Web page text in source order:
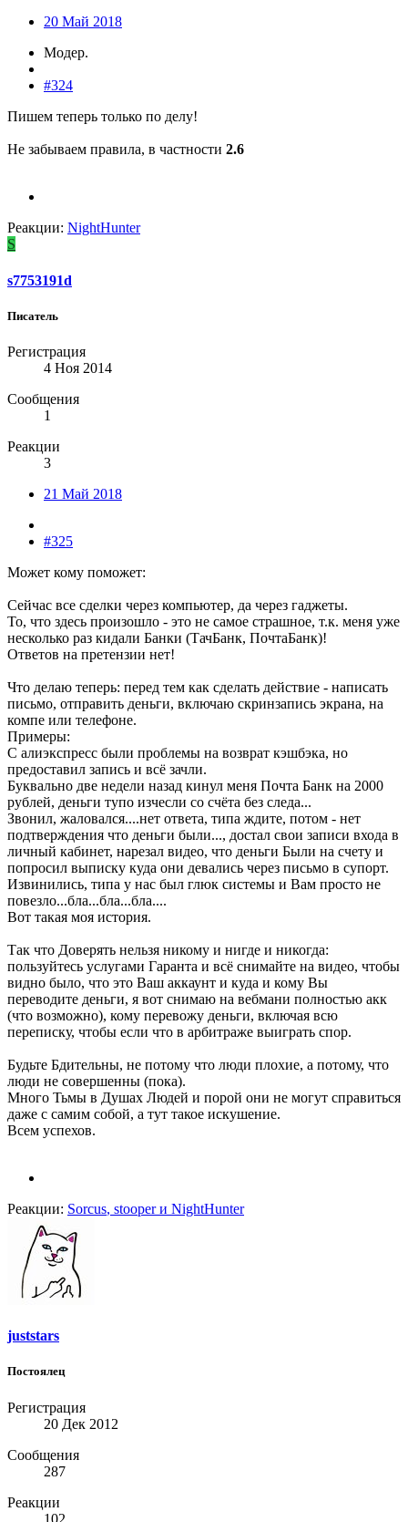
20 Май 2018
Модер.
#324
Пишем теперь только по делу!
Не забываем правила, в частности 2.6
Реакции: NightHunter
S
s7753191d
Писатель
Регистрация
4 Ноя 2014
Сообщения
1
Реакции
3
21 Май 2018
#325
Может кому поможет:
Сейчас все сделки через компьютер, да через гаджеты.
То, что здесь произошло - это не самое страшное, т.к. меня уже
несколько раз кидали Банки (ТачБанк, ПочтаБанк)!
Ответов на претензии нет!
Что делаю теперь: перед тем как сделать действие - написать
письмо, отправить деньги, включаю скринзапись экрана, на
компе или телефоне.
Примеры:
С алиэкспресс были проблемы на возврат кэшбэка, но
предоставил запись и всё зачли.
Буквально две недели назад кинул меня Почта Банк на 2000
рублей, деньги тупо изчесли со счёта без следа...
Звонил, жаловался....нет ответа, типа ждите, потом - нет
подтверждения что деньги были..., достал свои записи входа в
личный кабинет, нарезал видео, что деньги Были на счету и
попросил выписку куда они девались через письмо в супорт.
Извинились, типа у нас был глюк системы и Вам просто не
повезло...бла...бла...бла....
Вот такая моя история.
Так что Доверять нельзя никому и нигде и никогда:
пользуйтесь услугами Гаранта и всё снимайте на видео, чтобы
видно было, что это Ваш аккаунт и куда и кому Вы
переводите деньги, я вот снимаю на вебмани полностью акк
(что возможно), кому перевожу деньги, включая всю
переписку, чтобы если что в арбитраже выиграть спор.
Будьте Бдительны, не потому что люди плохие, а потому, что
люди не совершенны (пока).
Много Тьмы в Душах Людей и порой они не могут справиться
даже с самим собой, а тут такое искушение.
Всем успехов.
Реакции: Sorcus, stooperи NightHunter
juststars
Постоялец
Регистрация
20 Дек 2012
Сообщения
287
Реакции
102